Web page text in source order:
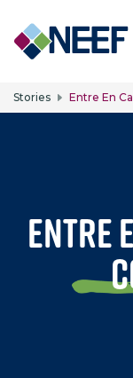
Stories Entre En
Entre